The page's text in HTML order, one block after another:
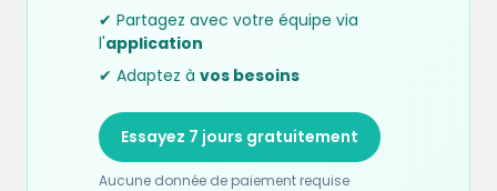
✔ Partagez avec votre équipe via
l'application
✔ Adaptez à vos besoins
Essayez 7 jours gratuitement
Aucune donnée de paiement requise